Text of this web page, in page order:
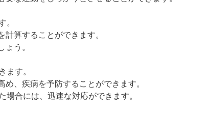
。
算することができます。
う。
ます。
、疾病を予防することができます。
合には、迅速な対応ができます。